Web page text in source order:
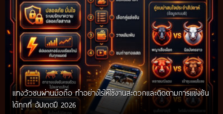
แทงวัวชนผ่านมือถือ ทำอย่างไรให้ใช้งานสะดวกและติดตามการแข่งขัน
ได้ทุกที่ อัปเดตปี 2026